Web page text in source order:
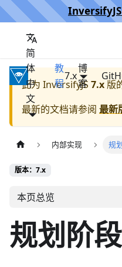
InversifyJS
简
体
中
文
教
程
博
客
7.x
此为 InversifyJS 7.x 版
最新的文档请参阅 最新
内部实现 规
版本：7.x
本页总览
规划阶段